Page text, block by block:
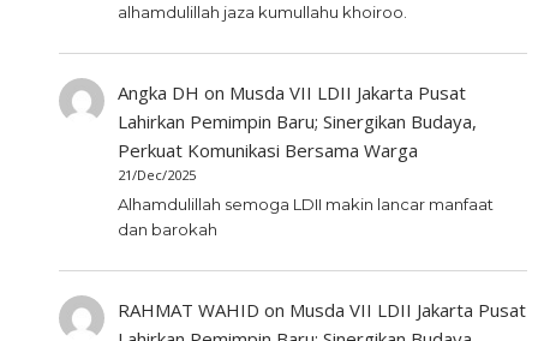
alhamdulillah jaza kumullahu khoiroo.
Angka DH on Musda VII LDII Jakarta Pusat
Lahirkan Pemimpin Baru; Sinergikan Budaya,
Perkuat Komunikasi Bersama Warga
21/Dec/2025
Alhamdulillah semoga LDII makin lancar manfaat
dan barokah
RAHMAT WAHID on Musda VII LDII Jakarta Pusat